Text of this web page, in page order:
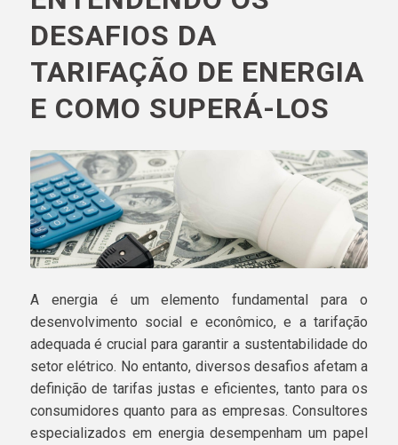
DESAFIOS DA
TARIFAÇÃO DE ENERGIA
E COMO SUPERÁ-LOS
A energia é um elemento fundamental para o
desenvolvimento social e econômico, e a tarifação
adequada é crucial para garantir a sustentabilidade do
setor elétrico. No entanto, diversos desafios afetam a
definição de tarifas justas e eficientes, tanto para os
consumidores quanto para as empresas. Consultores
especializados em energia desempenham um papel